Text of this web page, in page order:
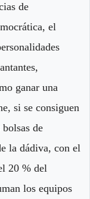
de
el
ganar una
si se consiguen
de
la dádiva, con el
20 % del
los equipos